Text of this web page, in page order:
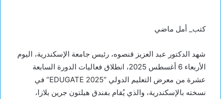
كتب_ أمل ماضي
شهد الدكتور عبد العزيز قنصوه، رئيس جامعة الإسكندرية، اليوم
الأربعاء 6 أغسطس 2025، انطلاق فعاليات الدورة السابعة
عشرة من معرض التعليم الدولي “EDUGATE 2025” في
نسخته بالإسكندرية، والذي يُقام بفندق هيلتون جرين بلازا،